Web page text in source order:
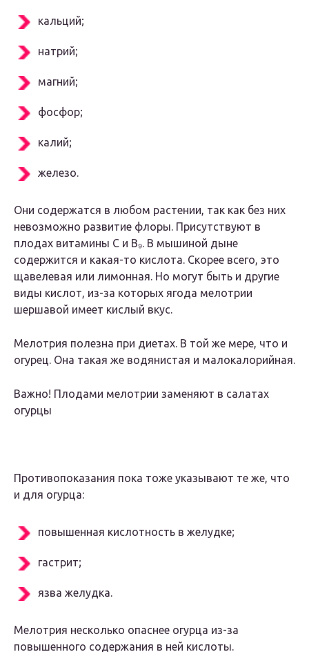
кальций;
натрий;
магний;
фосфор;
калий;
железо.
Они содержатся в любом растении, так как без них
невозможно развитие флоры. Присутствуют в
плодах витамины С и В₉. В мышиной дыне
содержится и какая-то кислота. Скорее всего, это
щавелевая или лимонная. Но могут быть и другие
виды кислот, из-за которых ягода мелотрии
шершавой имеет кислый вкус.
Мелотрия полезна при диетах. В той же мере, что и
огурец. Она такая же водянистая и малокалорийная.
Важно! Плодами мелотрии заменяют в салатах
огурцы
Противопоказания пока тоже указывают те же, что
и для огурца:
повышенная кислотность в желудке;
гастрит;
язва желудка.
Мелотрия несколько опаснее огурца из-за
повышенного содержания в ней кислоты.